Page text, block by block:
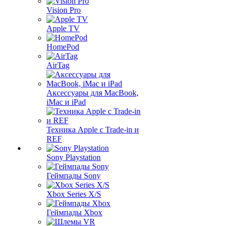
Vision Pro
Apple TV
HomePod
AirTag
Аксессуары для MacBook,
iMac и iPad
Техника Apple с Trade-in и
REF
Sony Playstation
Геймпады Sony
Xbox Series X/S
Геймпады Xbox